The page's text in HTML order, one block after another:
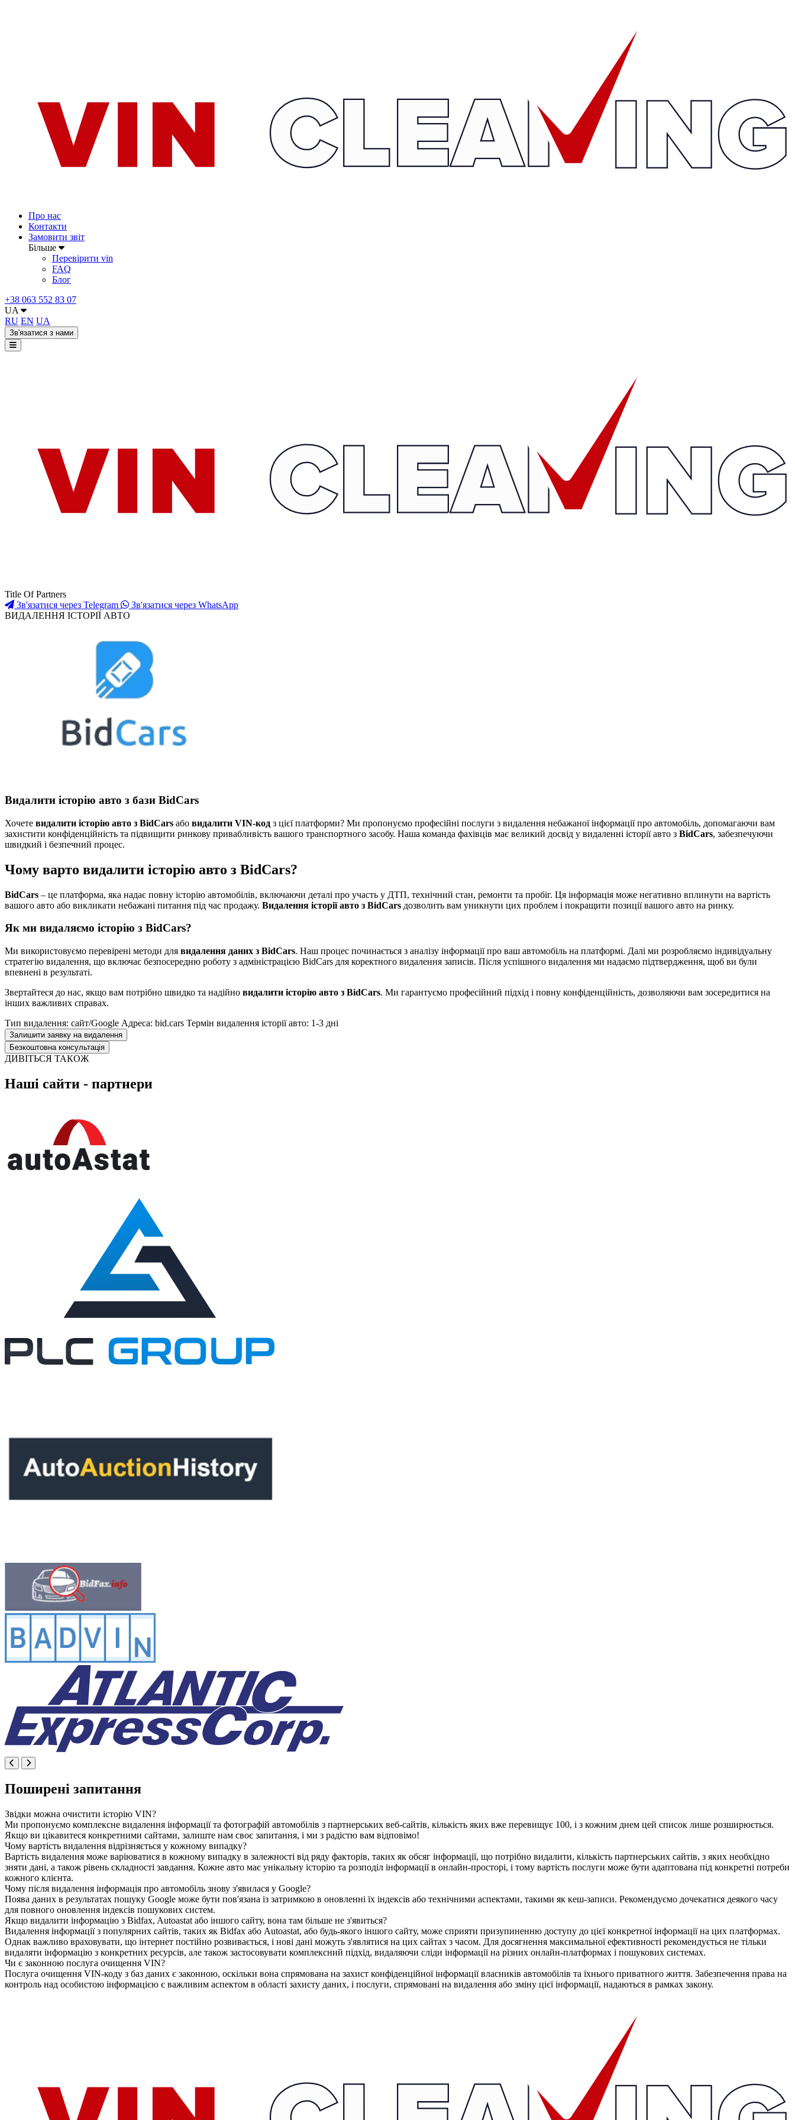
Про нас
Контакти
Замовити звіт
Більше
Перевірити vin
FAQ
Блог
+38 063 552 83 07
UA
RU EN UA
Зв'язатися з нами
Title Of Partners
Зв'язатися через Telegram
Зв'язатися через WhatsApp
ВИДАЛЕННЯ ІСТОРІЇ АВТО
Видалити історію авто з бази BidCars
Хочете видалити історію авто з BidCars або видалити VIN-код з цієї платформи? Ми пропонуємо професійні послуги з видалення небажаної інформації про автомобіль, допомагаючи вам
захистити конфіденційність та підвищити ринкову привабливість вашого транспортного засобу. Наша команда фахівців має великий досвід у видаленні історії авто з BidCars, забезпечуючи
швидкий і безпечний процес.
Чому варто видалити історію авто з BidCars?
BidCars – це платформа, яка надає повну історію автомобілів, включаючи деталі про участь у ДТП, технічний стан, ремонти та пробіг. Ця інформація може негативно вплинути на вартість
вашого авто або викликати небажані питання під час продажу. Видалення історії авто з BidCars дозволить вам уникнути цих проблем і покращити позиції вашого авто на ринку.
Як ми видаляємо історію з BidCars?
Ми використовуємо перевірені методи для видалення даних з BidCars. Наш процес починається з аналізу інформації про ваш автомобіль на платформі. Далі ми розробляємо індивідуальну
стратегію видалення, що включає безпосередню роботу з адміністрацією BidCars для коректного видалення записів. Після успішного видалення ми надаємо підтвердження, щоб ви були
впевнені в результаті.
Звертайтеся до нас, якщо вам потрібно швидко та надійно видалити історію авто з BidCars. Ми гарантуємо професійний підхід і повну конфіденційність, дозволяючи вам зосередитися на
інших важливих справах.
Тип видалення: сайт/Google Адреса: bid.cars Термін видалення історії авто: 1-3 дні
Залишити заявку на видалення
Безкоштовна консультація
ДИВІТЬСЯ ТАКОЖ
Наші сайти - партнери
Поширені запитання
Звідки можна очистити історію VIN?
Ми пропонуємо комплексне видалення інформації та фотографій автомобілів з партнерських веб-сайтів, кількість яких вже перевищує 100, і з кожним днем цей список лише розширюється.
Якщо ви цікавитеся конкретними сайтами, залиште нам своє запитання, і ми з радістю вам відповімо!
Чому вартість видалення відрізняється у кожному випадку?
Вартість видалення може варіюватися в кожному випадку в залежності від ряду факторів, таких як обсяг інформації, що потрібно видалити, кількість партнерських сайтів, з яких необхідно
зняти дані, а також рівень складності завдання. Кожне авто має унікальну історію та розподіл інформації в онлайн-просторі, і тому вартість послуги може бути адаптована під конкретні потреби
кожного клієнта.
Чому після видалення інформація про автомобіль знову з'явилася у Google?
Поява даних в результатах пошуку Google може бути пов'язана із затримкою в оновленні їх індексів або технічними аспектами, такими як кеш-записи. Рекомендуємо дочекатися деякого часу
для повного оновлення індексів пошукових систем.
Якщо видалити інформацію з Bidfax, Autoastat або іншого сайту, вона там більше не з'явиться?
Видалення інформації з популярних сайтів, таких як Bidfax або Аutoastat, або будь-якого іншого сайту, може сприяти призупиненню доступу до цієї конкретної інформації на цих платформах.
Однак важливо враховувати, що інтернет постійно розвивається, і нові дані можуть з'являтися на цих сайтах з часом. Для досягнення максимальної ефективності рекомендується не тільки
видаляти інформацію з конкретних ресурсів, але також застосовувати комплексний підхід, видаляючи сліди інформації на різних онлайн-платформах і пошукових системах.
Чи є законною послуга очищення VIN?
Послуга очищення VIN-коду з баз даних є законною, оскільки вона спрямована на захист конфіденційної інформації власників автомобілів та їхнього приватного життя. Забезпечення права на
контроль над особистою інформацією є важливим аспектом в області захисту даних, і послуги, спрямовані на видалення або зміну цієї інформації, надаються в рамках закону.